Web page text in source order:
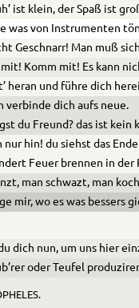
ist klein, der Spaß ist
was von Instrumenten
Geschnarr! Man muß
mit! Komm mit! Es kann
heran und führe dich
verbinde dich aufs neue.
du Freund? das ist kein
nur hin! du siehst das
Feuer brennen in der
man schwazt, man
mir, wo es was bessers
dich nun, um uns hier
oder Teufel